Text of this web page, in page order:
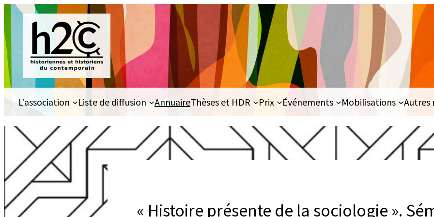
Aller
au
contenu
L’association Liste de diffusion AnnuaireThèses et HDR Prix Événements Mobilisations Autres
« Histoire présente de la sociologie ».